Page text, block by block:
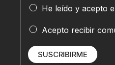
i
e
i
b
e
t
u
He leído y acepto
Acepto recibir
SUSCRIBIRME